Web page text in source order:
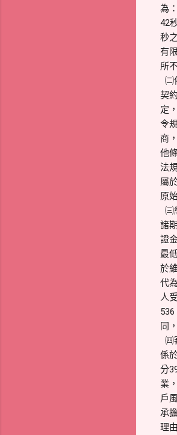
為
42
秒
有
所
㈡
契
定
令
商
他
法
屬
原
㈢
諸
證
最
於
代
人
同
㈣
係
分
業
戶
承
理